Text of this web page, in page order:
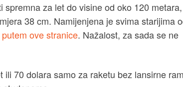
za let do visine od oko 120
38 cm. Namijenjena je svima starijima
putem ove stranice. Nažalost, za sada se ne
70 dolara samo za raketu bez lansirne